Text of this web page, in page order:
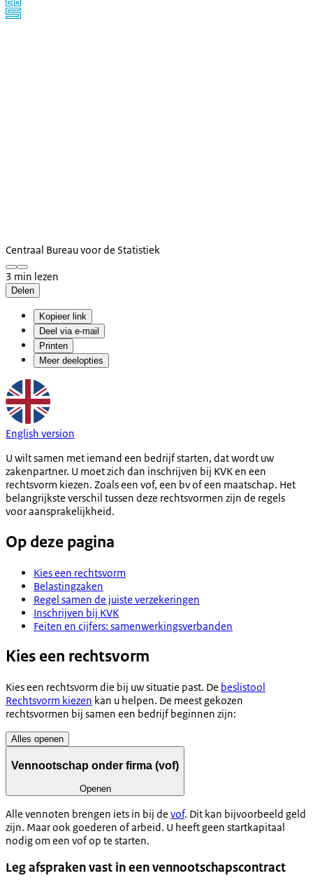
Centraal Bureau voor de Statistiek
3 min lezen
Delen
Kopieer link
Deel via e-mail
Printen
Meer deelopties
English version
U wilt samen met iemand een bedrijf starten, dat wordt uw
zakenpartner. U moet zich dan inschrijven bij KVK en een
rechtsvorm kiezen. Zoals een vof, een bv of een maatschap. Het
belangrijkste verschil tussen deze rechtsvormen zijn de regels
voor aansprakelijkheid.
Op deze pagina
Kies een rechtsvorm
Belastingzaken
Regel samen de juiste verzekeringen
Inschrijven bij KVK
Feiten en cijfers: samenwerkingsverbanden
Kies een rechtsvorm
Kies een rechtsvorm die bij uw situatie past. De beslistool
Rechtsvorm kiezen kan u helpen. De meest gekozen
rechtsvormen bij samen een bedrijf beginnen zijn:
Alles openen
Vennootschap onder firma (vof)
Openen
Alle vennoten brengen iets in bij de vof. Dit kan bijvoorbeeld geld
zijn. Maar ook goederen of arbeid. U heeft geen startkapitaal
nodig om een vof op te starten.
Leg afspraken vast in een vennootschapscontract